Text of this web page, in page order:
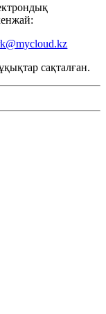
сақталған.